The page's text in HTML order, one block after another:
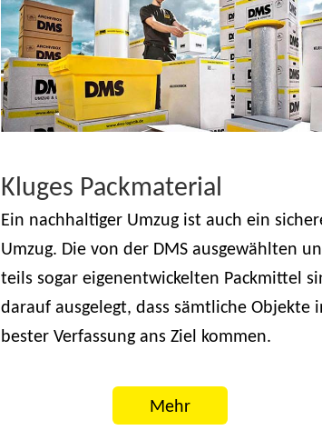
Kluges Packmaterial
Ein nachhaltiger Umzug ist auch ein
Umzug. Die von der DMS ausgewählten
teils sogar eigenentwickelten Packmittel
darauf ausgelegt, dass sämtliche Objekte
bester Verfassung ans Ziel kommen.
Mehr